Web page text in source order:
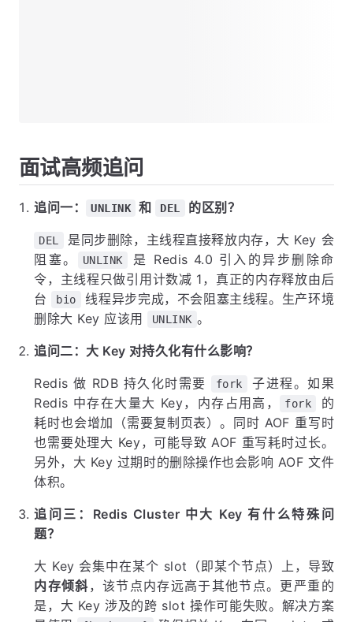
面试高频追问
追问一： UNLINK 和 DEL 的区别？
DEL 是同步删除，主线程直接释放内存，大 Key 会
阻塞。 UNLINK 是 Redis 4.0 引入的异步删除命
令，主线程只做引用计数减 1，真正的内存释放由后
台 bio 线程异步完成，不会阻塞主线程。生产环境
删除大 Key 应该用 UNLINK 。
Redis 做 RDB 持久化时需要
耗时也会增加（需要复制页表）。同时 AOF 重写时
也需要处理大 Key，可能导致 AOF 重写耗时过长。
另外，大 Key 过期时的删除操作也会影响 AOF 文件